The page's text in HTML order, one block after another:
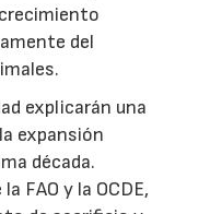
del
explicarán una
expansión
década.
FAO y la OCDE,